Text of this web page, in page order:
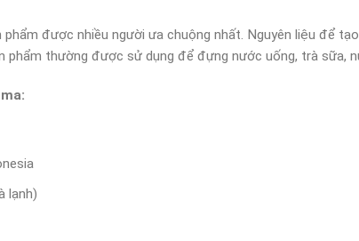
được nhiều người ưa chuộng nhất. Nguyên liệu để
phẩm thường được sử dụng để đựng nước uống, trà sữa,
lạnh)